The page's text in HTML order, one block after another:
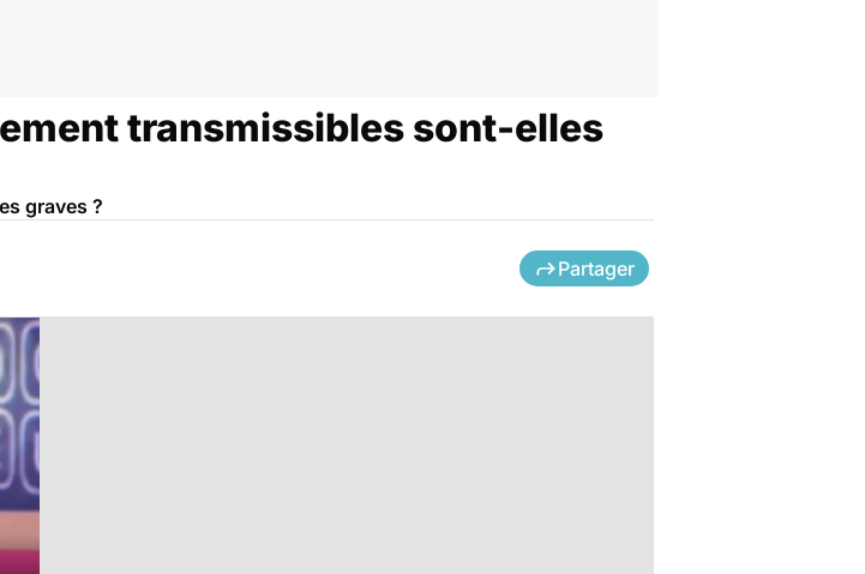
transmissibles sont-elles
graves ?
Partager